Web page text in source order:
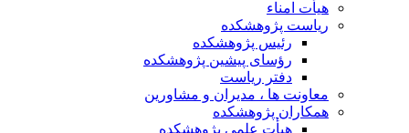
هیأت امناء
ریاست پژوهشکده
رئیس پژوهشکده
رؤسای پیشین پژوهشکده
دفتر ریاست
معاونت ها ، مدیران و مشاورین
همکاران پژوهشکده
هیأت علمی پژوهشکده